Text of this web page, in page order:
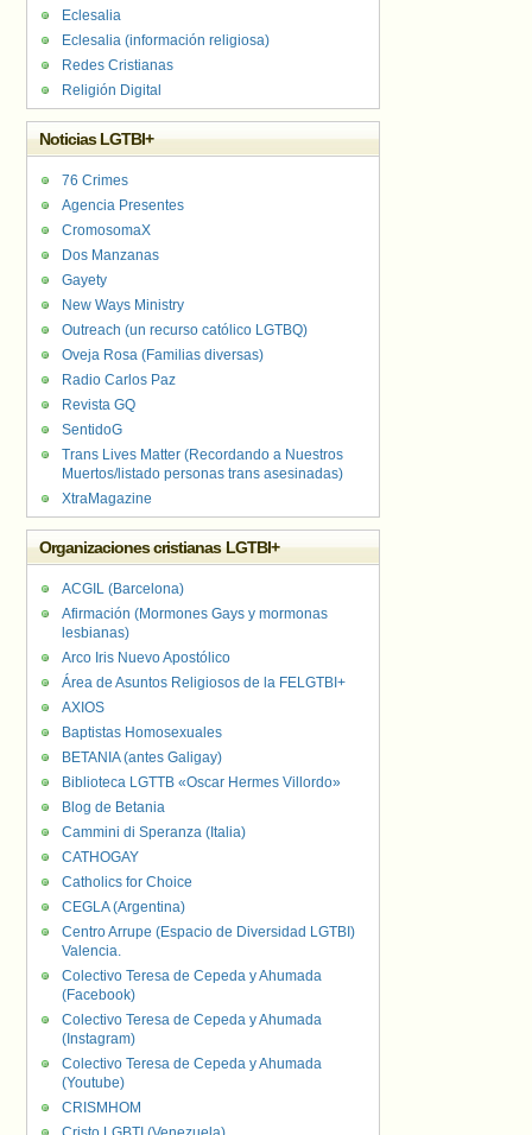
Eclesalia
Eclesalia (información religiosa)
Redes Cristianas
Religión Digital
Noticias LGTBI+
76 Crimes
Agencia Presentes
CromosomaX
Dos Manzanas
Gayety
New Ways Ministry
Outreach (un recurso católico LGTBQ)
Oveja Rosa (Familias diversas)
Radio Carlos Paz
Revista GQ
SentidoG
Trans Lives Matter (Recordando a Nuestros
Muertos/listado personas trans asesinadas)
XtraMagazine
Organizaciones cristianas LGTBI+
ACGIL (Barcelona)
Afirmación (Mormones Gays y mormonas
lesbianas)
Arco Iris Nuevo Apostólico
Área de Asuntos Religiosos de la FELGTBI+
AXIOS
Baptistas Homosexuales
BETANIA (antes Galigay)
Biblioteca LGTTB «Oscar Hermes Villordo»
Blog de Betania
Cammini di Speranza (Italia)
CATHOGAY
Catholics for Choice
CEGLA (Argentina)
Centro Arrupe (Espacio de Diversidad LGTBI)
Valencia.
Colectivo Teresa de Cepeda y Ahumada
(Facebook)
Colectivo Teresa de Cepeda y Ahumada
(Instagram)
Colectivo Teresa de Cepeda y Ahumada
(Youtube)
CRISMHOM